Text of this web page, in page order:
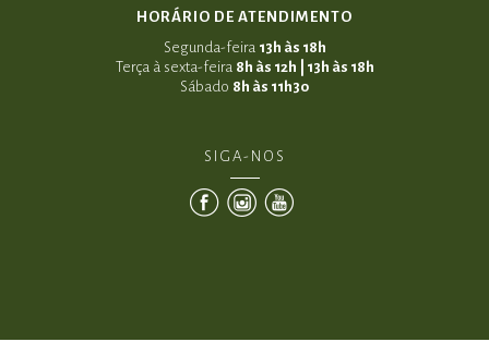
HORÁRIO DE ATENDIMENTO
Segunda-feira 13h às 18h
Terça à sexta-feira 8h às 12h | 13h às 18h
Sábado 8h às 11h30
SIGA-NOS